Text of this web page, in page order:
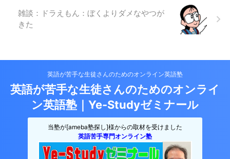
雑談：ドラえもん：ぼくよりダメなやつが
きた
英語が苦手な生徒さんのためのオンライン英語塾
英語が苦手な生徒さんのためのオンライ
ン英語塾｜Ye-Studyゼミナール
当塾が[ameba塾探し]様からの取材を受けました
英語苦手専門オンライン塾